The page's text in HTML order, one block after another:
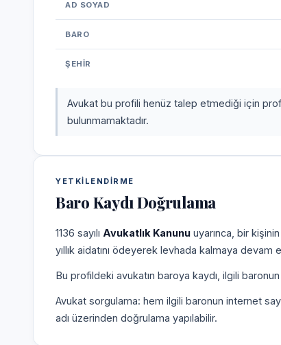
AD SOYAD
BARO
ŞEHIR
Avukat bu profili henüz talep etmediği için
bulunmamaktadır.
YETKILENDIRME
Baro Kaydı Doğrulama
1136 sayılı Avukatlık Kanunu uyarınca, bir
yıllık aidatını ödeyerek levhada kalmaya
Bu profildeki avukatın baroya kaydı, ilgili
Avukat sorgulama: hem ilgili baronun internet
adı üzerinden doğrulama yapılabilir.